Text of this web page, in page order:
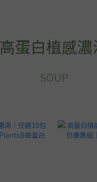
高蛋白植感濃
SOUP